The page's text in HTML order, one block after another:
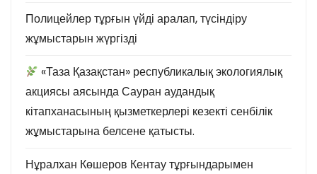
Полицейлер тұрғын үйді аралап, түсіндіру
жұмыстарын жүргізді
«Таза Қазақстан» республикалық экологиялық
акциясы аясында Сауран аудандық
кітапханасының қызметкерлері кезекті сенбілік
жұмыстарына белсене қатысты.
Нұралхан Көшеров Кентау тұрғындарымен